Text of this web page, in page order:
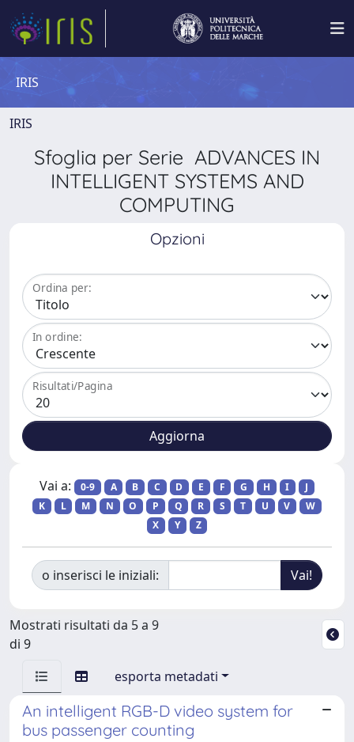
IRIS
IRIS
Sfoglia per Serie ADVANCES IN
INTELLIGENT SYSTEMS AND
COMPUTING
Opzioni
Ordina per:
In ordine:
Risultati/Pagina
Vai a: 0-9 A B C D E F G H I
J
K
L M N O P Q R S T U V
W
X
Y Z
o inserisci le iniziali:
Mostrati risultati da 5 a 9
di 9
esporta metadati
An intelligent RGB-D video system for
bus passenger counting